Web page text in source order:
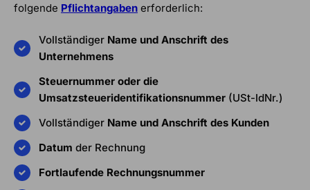
folgende Pflichtangaben erforderlich:
Vollständiger Name und Anschrift des
Unternehmens
Steuernummer oder die
Umsatzsteueridentifikationsnummer (USt-IdNr.)
Vollständiger Name und Anschrift des Kunden
Datum der Rechnung
Fortlaufende Rechnungsnummer